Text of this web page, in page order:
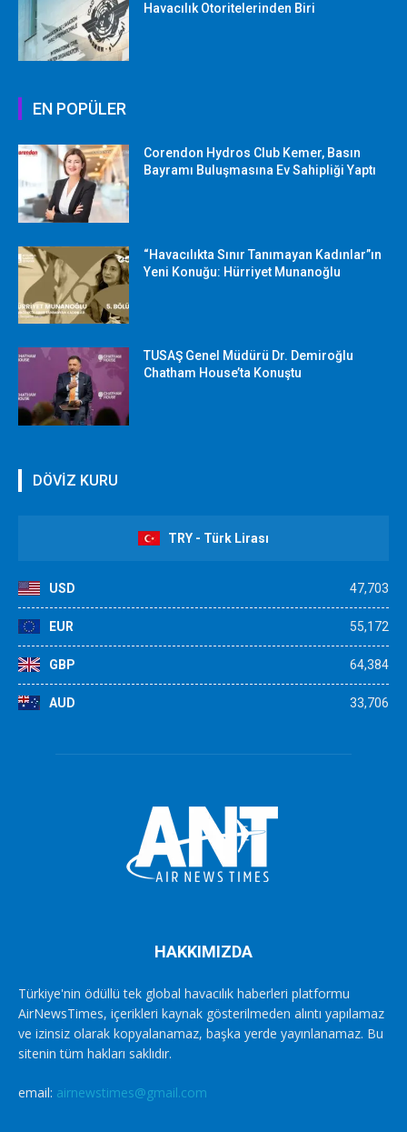
Havacılık Otoritelerinden Biri
EN POPÜLER
Corendon Hydros Club Kemer, Basın
Bayramı Buluşmasına Ev Sahipliği Yaptı
“Havacılıkta Sınır Tanımayan Kadınlar”ın
Yeni Konuğu: Hürriyet Munanoğlu
TUSAŞ Genel Müdürü Dr. Demiroğlu
Chatham House’ta Konuştu
DÖVİZ KURU
TRY - Türk Lirası
USD 47,703
EUR 55,172
GBP 64,384
AUD 33,706
HAKKIMIZDA
Türkiye'nin ödüllü tek global havacılık haberleri platformu
AirNewsTimes, içerikleri kaynak gösterilmeden alıntı yapılamaz
ve izinsiz olarak kopyalanamaz, başka yerde yayınlanamaz. Bu
sitenin tüm hakları saklıdır.
email: airnewstimes@gmail.com